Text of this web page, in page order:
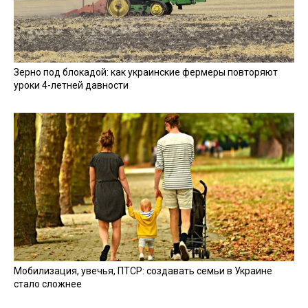
Зерно под блокадой: как украинские фермеры повторяют
уроки 4-летней давности
Мобилизация, увечья, ПТСР: создавать семьи в Украине
стало сложнее